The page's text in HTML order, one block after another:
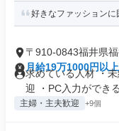
好きなファッション
〒910-0843福井県
月給19万1000円以上
求めている人材 ・
迎 ・PC入力ができ
主婦・主夫歓迎 +9個